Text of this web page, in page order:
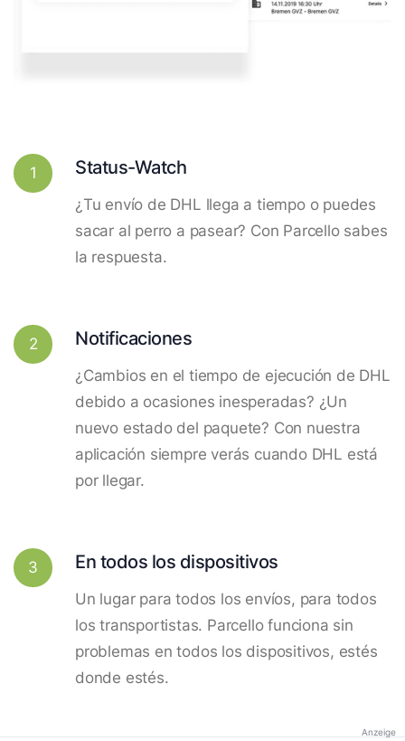
1 Status-Watch
¿Tu envío de DHL llega a tiempo o puedes
sacar al perro a pasear? Con Parcello sabes
la respuesta.
2 Notificaciones
¿Cambios en el tiempo de ejecución de DHL
debido a ocasiones inesperadas? ¿Un
nuevo estado del paquete? Con nuestra
aplicación siempre verás cuando DHL está
por llegar.
3 En todos los dispositivos
Un lugar para todos los envíos, para todos
los transportistas. Parcello funciona sin
problemas en todos los dispositivos, estés
donde estés.
Anzeige